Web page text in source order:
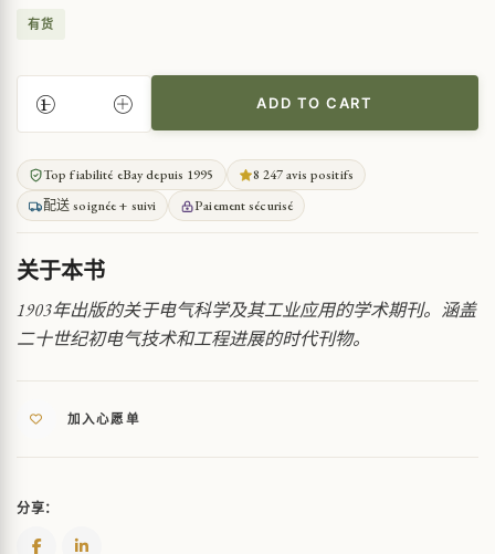
有货
气
工
业
评
论
-
科
学
应
年
ADD TO CART
Top fiabilité eBay depuis 1995
8 247 avis positifs
配送 soignée + suivi
Paiement sécurisé
关于本书
1903年出版的关于电气科学及其工业应用的学术期刊。涵盖
二十世纪初电气技术和工程进展的时代刊物。
加入心愿单
分享：